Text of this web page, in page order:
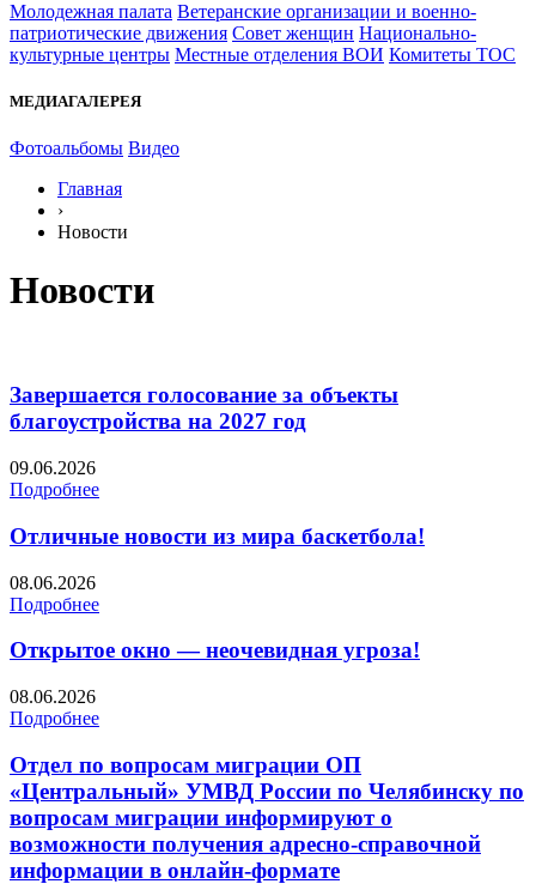
Молодежная палата Ветеранские организации и военно-
патриотические движения Совет женщин Национально-
культурные центры Местные отделения ВОИ Комитеты ТОС
МЕДИАГАЛЕРЕЯ
Фотоальбомы Видео
Главная
›
Новости
Новости
️Завершается голосование за объекты
благоустройства на 2027 год
09.06.2026
Подробнее
Отличные новости из мира баскетбола!
08.06.2026
Подробнее
Открытое окно — неочевидная угроза!
08.06.2026
Подробнее
Отдел по вопросам миграции ОП
«Центральный» УМВД России по Челябинску по
вопросам миграции информируют о
возможности получения адресно-справочной
информации в онлайн-формате